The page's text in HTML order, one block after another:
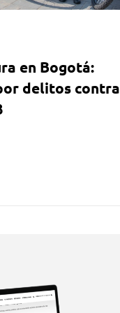
en Bogotá:
delitos contra